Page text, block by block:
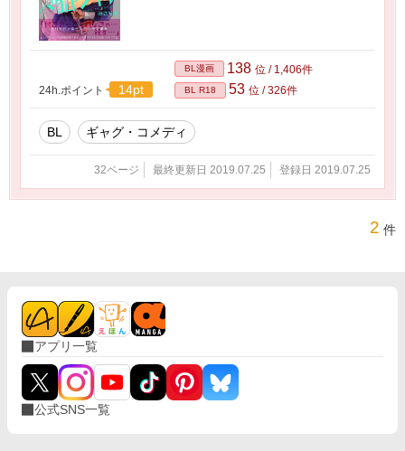
24h.ポイント 14pt
BL漫画 138 位 / 1,406件
BL R18 53 位 / 326件
BL ギャグ・コメディ
32ページ 最終更新日 2019.07.25 登録日 2019.07.25
2 件
アプリ一覧
公式SNS一覧